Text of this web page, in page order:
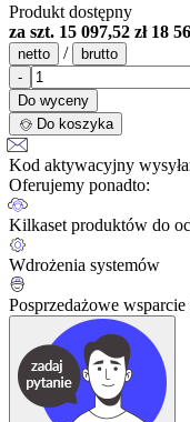
Produkt dostępny
za szt. 15 097,52 zł 18
netto /
brutto
-
Do wyceny
Do koszyka
Kod aktywacyjny
Oferujemy ponadto:
Kilkaset produktów do
Wdrożenia systemów
Posprzedażowe